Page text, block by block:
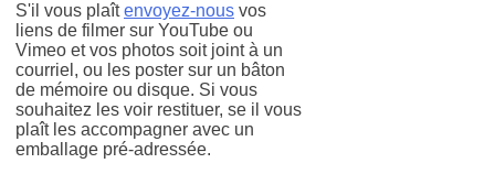
S'il vous plaîtenvoyez-nous vos
liens de filmer sur YouTube ou
Vimeo et vos photos soit joint à un
courriel, ou les poster sur un bâton
de mémoire ou disque. Si vous
souhaitez les voir restituer, se il vous
plaît les accompagner avec un
emballage pré-adressée.